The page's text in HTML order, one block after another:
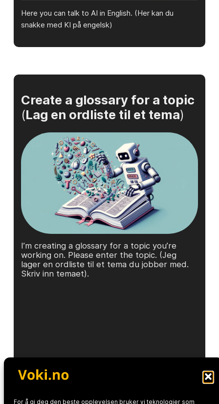
For å gi deg den beste opplevelsen bruker vi teknologier som
Here you can talk to AI in English. (Her kan du
snakke med KI på engelsk)
Create a glossary for a topic
(Lag en ordliste til et tema)
I’m creating a glossary for a topic you’re
working on. Please enter the topic. (Jeg
lager en ordliste til et tema du jobber med.
Skriv inn temaet).